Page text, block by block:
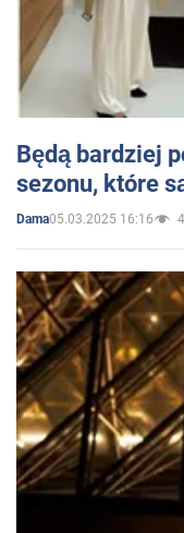
Będą bardziej
sezonu, które
Dama05.03.2025 16:16 4